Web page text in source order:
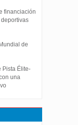
financiación
de
Pista Élite-
una